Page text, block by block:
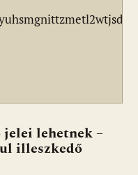
jelei lehetnek –
illeszkedő